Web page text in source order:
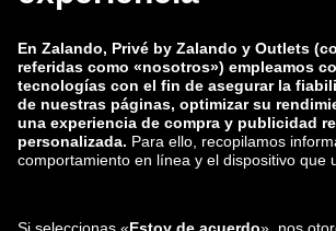
zalando-prive.es
zalando-lounge.lt
zalando-lounge.ro